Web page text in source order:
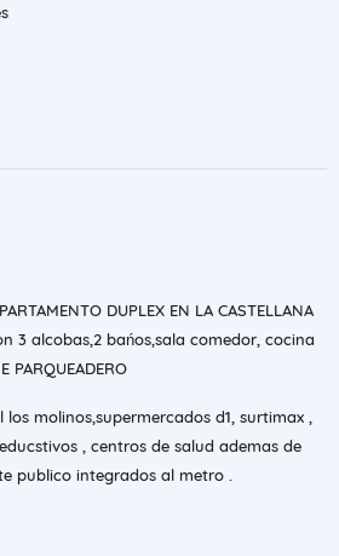
DUPLEX EN LA CASTELLANA
3 alcobas,2 bańos,sala comedor, cocina
molinos,supermercados d1, surtimax ,
, centros de salud ademas de
publico integrados al metro .